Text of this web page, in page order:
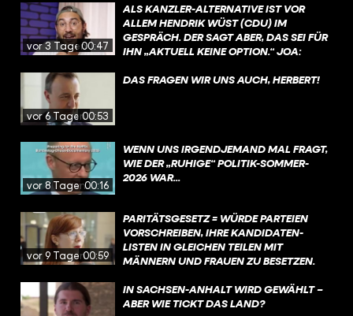
vor 3 Tagen00:47
ALS KANZLER-ALTERNATIVE IST VOR
ALLEM HENDRIK WÜST (CDU) IM
GESPRÄCH. DER SAGT ABER, DAS SEI FÜR
IHN „AKTUELL KEINE OPTION.“ JOA:
vor 6 Tagen00:53
DAS FRAGEN WIR UNS AUCH, HERBERT!
vor 8 Tagen00:16
WENN UNS IRGENDJEMAND MAL FRAGT,
WIE DER „RUHIGE“ POLITIK-SOMMER-
2026 WAR...
vor 9 Tagen00:59
PARITÄTSGESETZ = WÜRDE PARTEIEN
VORSCHREIBEN, IHRE KANDIDATEN-
LISTEN IN GLEICHEN TEILEN MIT
MÄNNERN UND FRAUEN ZU BESETZEN.
SIE NACH ANSICHT EINIGER
STAATSRECHTLER DIE PARTEIEN IN IHREM
IN SACHSEN-ANHALT WIRD GEWÄHLT –
ABER WIE TICKT DAS LAND?